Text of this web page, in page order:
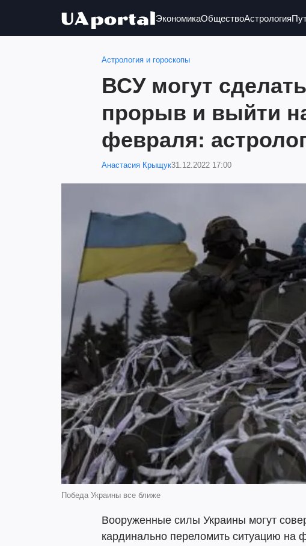
ЭкономикаОбществоАстрология
Астрология и гороскопы
ВСУ могут
прорыв и выйти
февраля:
Анастасия Крыщук31.12.2022 17:00
Победа Украины все ближе
Вооруженные силы Украины могут
кардинально переломить ситуацию на